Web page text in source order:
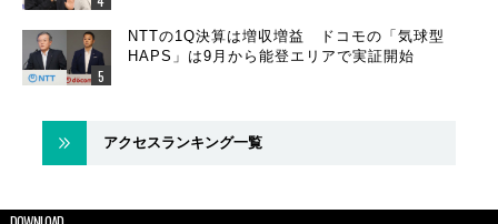
NTTの1Q決算は増収増益 ドコモの「気球型
HAPS」は9月から能登エリアで実証開始
アクセスランキング一覧